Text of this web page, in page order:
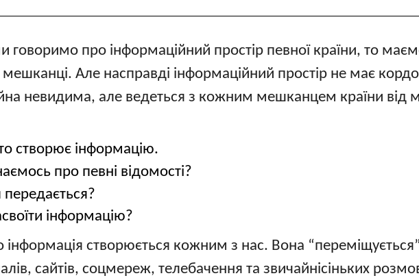
про інформаційний простір певної країни, то
мешканці. Але насправді інформаційний простір не має
невидима, але ведеться з кожним мешканцем країни від
створює інформацію.
про певні відомості?
інформацію?
створюється кожним з нас. Вона
сайтів, соцмереж, телебачення та звичайнісіньких